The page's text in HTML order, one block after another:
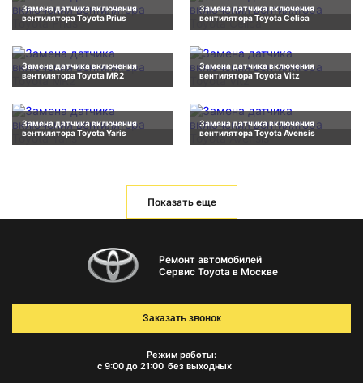
Замена датчика включения
вентилятора Toyota Prius
Замена датчика включения
вентилятора Toyota Celica
Замена датчика включения
вентилятора Toyota MR2
Замена датчика включения
вентилятора Toyota Vitz
Замена датчика включения
вентилятора Toyota Yaris
Замена датчика включения
вентилятора Toyota Avensis
Показать еще
Ремонт автомобилей
Сервис Toyota в Москве
Режим работы:
с 9:00 до 21:00 без выходных
Заказать звонок